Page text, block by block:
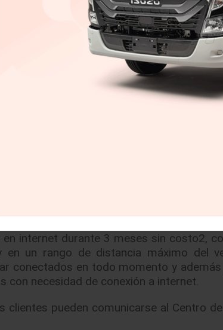
cuyas pólizas de garantía vencen en
la garantía por 90 días sin costo.
sistema de conectividad y asistencia
a los propietarios de vehículos
conducir, presionar el botón azul y/o
en:
hacia clínicas y hospitales más
emitidas por las autoridades de
OnStar están habilitados para
con el 911 de su localidad en caso de
cuentan con un vehículo que integré
internet durante 3 meses sin costo2,
en un rango de distancia máximo del
conectados en todo momento y
con necesidad de conexión a internet.
clientes pueden comunicarse al Centro